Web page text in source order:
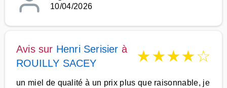
10/04/2026
Avis sur Henri Serisier à
ROUILLY SACEY
★★★★☆
un miel de qualité à un prix plus que raisonnable, je